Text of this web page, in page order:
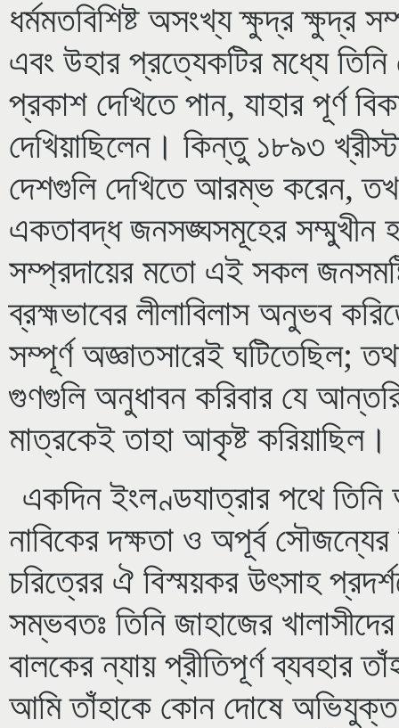
ধর্মমতবিশিষ্ট অসংখ্য ক্ষুদ্র ক্ষুদ্র
এবং উহার প্রত্যেকটির মধ্যে
প্রকাশ দেখিতে পান, যাহার পূর্ণ
দেখিয়াছিলেন। কিন্তু ১৮৯৩
দেশগুলি দেখিতে আরম্ভ করেন,
একতাবদ্ধ জনসঙ্ঘসমূহের
সম্প্রদায়ের মতো এই সকল
ব্রহ্মভাবের লীলাবিলাস অনুভব
সম্পূর্ণ অজ্ঞাতসারেই ঘটিতেছিল;
গুণগুলি অনুধাবন করিবার যে
মাত্রকেই তাহা আকৃষ্ট করিয়াছিল।
একদিন ইংলণ্ডযাত্রার পথে
নাবিকের দক্ষতা ও অপূর্ব
চরিত্রের ঐ বিস্ময়কর উৎসাহ
সম্ভবতঃ তিনি জাহাজের
বালকের ন্যায় প্রীতিপূর্ণ ব্যবহার
আমি তাঁহাকে কোন দোষে অভিযুক্ত